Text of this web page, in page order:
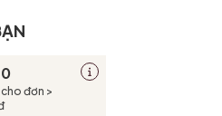
đơn >